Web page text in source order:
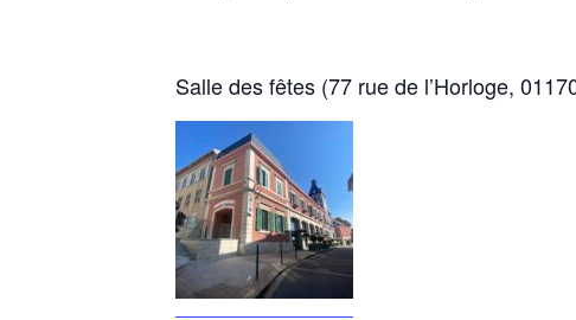
Salle des fêtes (77 rue de l’Horloge,